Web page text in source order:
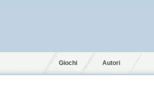
Giochi Autori